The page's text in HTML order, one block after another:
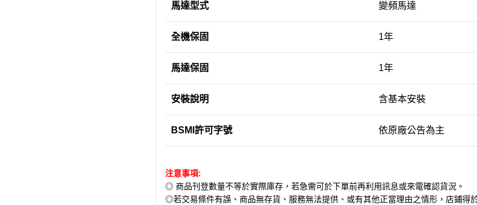
馬達型式 變頻馬達
全機保固 1年
馬達保固 1年
安裝說明 含基本安裝
BSMI許可字號 依原廠公告為主
注意事項:
◎ 商品刊登數量不等於實際庫存，若急需可於下單前再利用訊息或來電確認貨況。
◎若交易條件有誤、商品無存貨、服務無法提供、或有其他正當理由之情形，店鋪得